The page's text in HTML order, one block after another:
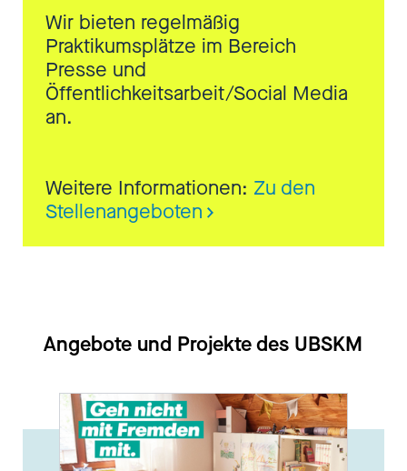
Wir bieten regelmäßig
Praktikumsplätze im Bereich
Presse und
Öffentlichkeitsarbeit/Social Media
an.
Weitere Informationen: Zu den
Stellenangeboten
Angebote und Projekte des UBSKM